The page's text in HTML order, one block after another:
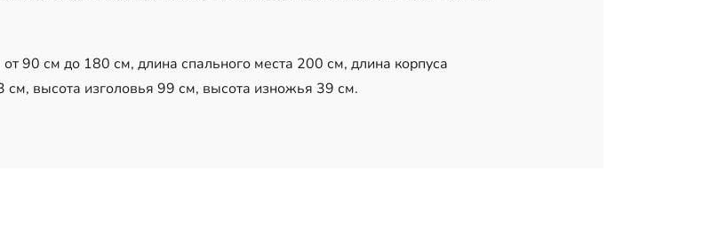
90 см до 180 см, длина спального места 200 см, длина корпуса
см, высота изголовья 99 см, высота изножья 39 см.